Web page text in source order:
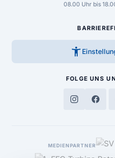
08.00 Uhr bis
accessibility_new
FOLGE UNS
MEDIENPARTNER